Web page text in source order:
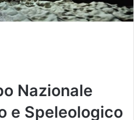
Nazionale
e Speleologico